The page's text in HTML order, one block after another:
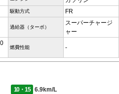
駆動方式 FR
過給器（ターボ）
スーパーチャージ
ャー
燃費性能 -
10・15
6.9km/L